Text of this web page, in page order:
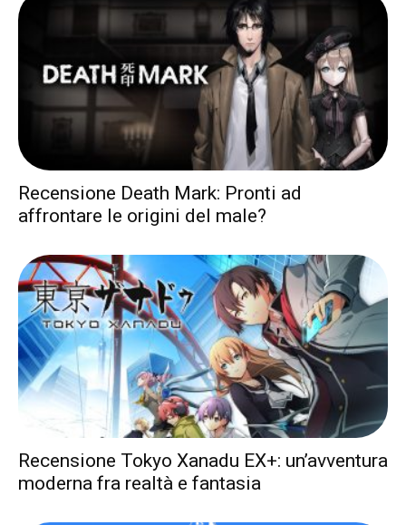
Recensione Death Mark: Pronti ad
affrontare le origini del male?
Recensione Tokyo Xanadu EX+: un’avventura
moderna fra realtà e fantasia